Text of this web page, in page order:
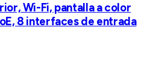
Wi-Fi, pantalla a color
8 interfaces de entrada